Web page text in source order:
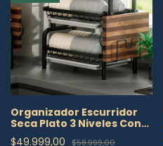
Organizador Escurridor
Seca Plato 3 Niveles Con
Cubiertero
$49.999,00 $58.999,00